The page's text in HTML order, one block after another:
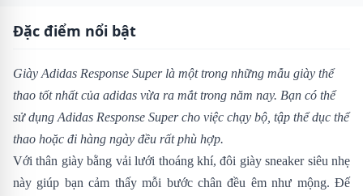
Đặc điểm nổi bật
Giày Adidas Response Superlà một trong những mẫu giày thể
thao tốt nhất của adidas vừa ra mắt trong năm nay. Bạn có thể
sử dụng Adidas Response Supercho việc chạy bộ, tập thể dục thể
thao hoặc đi hàng ngày đều rất phù hợp.
Với thân giày bằng vải lưới thoáng khí, đôi giày sneaker siêu nhẹ
này giúp bạn cảm thấy mỗi bước chân đều êm như mộng. Đế